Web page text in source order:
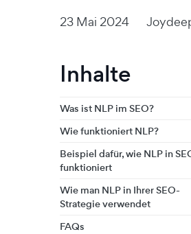
23 Mai 2024
Inhalte
Was ist NLP im SEO?
Wie funktioniert NLP?
Beispiel dafür, wie NLP in
funktioniert
Wie man NLP in Ihrer SEO-
Strategie verwendet
FAQs